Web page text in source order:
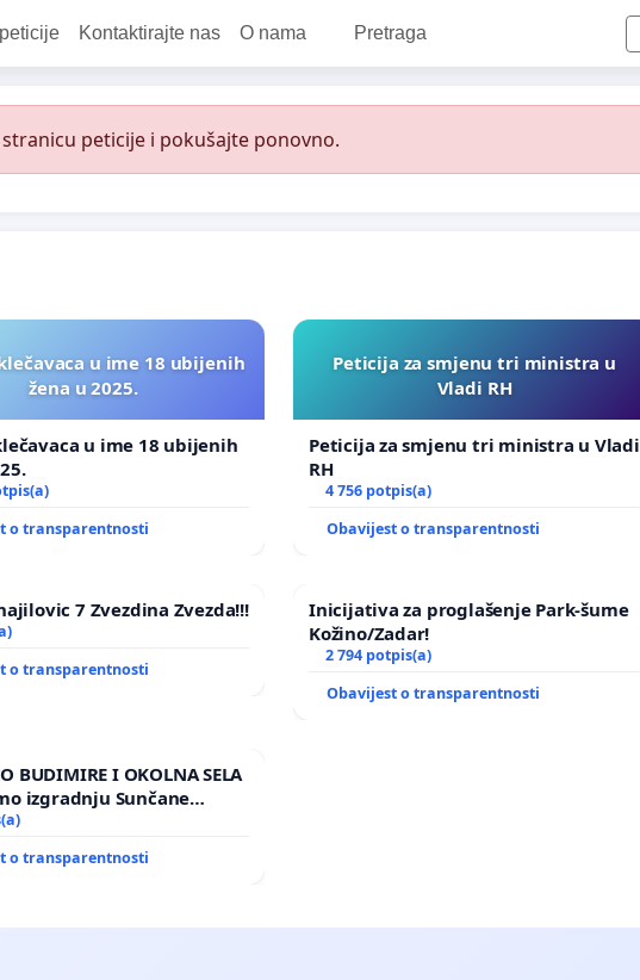
Kontaktirajte nas O nama Pretraga
peticije i pokušajte ponovno.
u ime 18 ubijenih
žena u 2025.
u ime 18 ubijenih
o transparentnosti
Peticija za smjenu tri ministra u
Vladi RH
Peticija za smjenu tri ministra u Vladi
RH
4 756 potpis(a)
Obavijest o transparentnosti
7 Zvezdina Zvezda!!!
o transparentnosti
Inicijativa za proglašenje Park-šume
Kožino/Zadar!
2 794 potpis(a)
Obavijest o transparentnosti
BUDIMIRE I OKOLNA SELA
izgradnju Sunčane
Vedrine na području
o transparentnosti